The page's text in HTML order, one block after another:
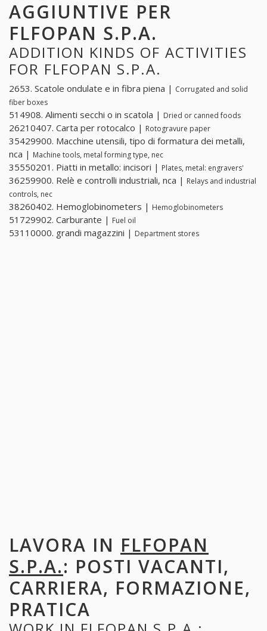
AGGIUNTIVE PER
FLFOPAN S.P.A.
ADDITION KINDS OF ACTIVITIES
FOR FLFOPAN S.P.A.
2653. Scatole ondulate e in fibra piena | Corrugated and solid
fiber boxes
514908. Alimenti secchi o in scatola | Dried or canned foods
26210407. Carta per rotocalco | Rotogravure paper
35429900. Macchine utensili, tipo di formatura dei metalli,
nca | Machine tools, metal forming type, nec
35550201. Piatti in metallo: incisori | Plates, metal: engravers'
36259900. Relè e controlli industriali, nca | Relays and industrial
controls, nec
38260402. Hemoglobinometers | Hemoglobinometers
51729902. Carburante | Fuel oil
53110000. grandi magazzini | Department stores
LAVORA IN FLFOPAN
S.P.A.: POSTI VACANTI,
CARRIERA, FORMAZIONE,
PRATICA